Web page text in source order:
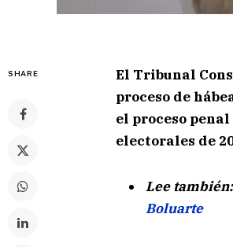
SHARE
El Tribunal
proceso de
el proceso
electorales de
Lee también:
Boluarte